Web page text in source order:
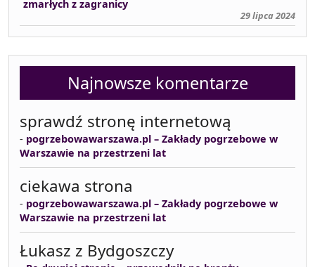
zmarłych z zagranicy
29 lipca 2024
Najnowsze komentarze
sprawdź stronę internetową
- pogrzebowawarszawa.pl – Zakłady pogrzebowe w
Warszawie na przestrzeni lat
ciekawa strona
- pogrzebowawarszawa.pl – Zakłady pogrzebowe w
Warszawie na przestrzeni lat
Łukasz z Bydgoszczy